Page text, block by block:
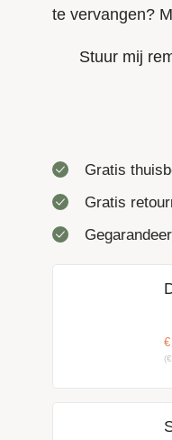
te vervangen?
Stuur mij
Gratis
Gratis
€